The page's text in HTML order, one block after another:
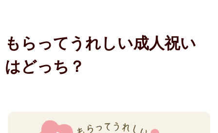
ホワイトデー
布・
時
もらってうれしい成人祝い
はどっち？